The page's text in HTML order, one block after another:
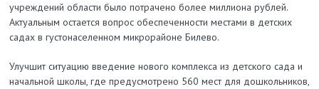
учреждений области было потрачено более миллиона рублей.
Актуальным остается вопрос обеспеченности местами в детских
садах в густонаселенном микрорайоне Билево.
Улучшит ситуацию введение нового комплекса из детского сада и
начальной школы, где предусмотрено 560 мест для дошкольников,